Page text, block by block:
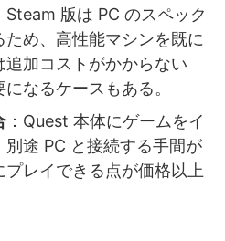
Steam 版は PC のスペック
め、高性能マシンを既に
加コストがかからない
なるケースもある。
：Quest 本体にゲームをイ
別途 PC と接続する手間が
レイできる点が価格以上